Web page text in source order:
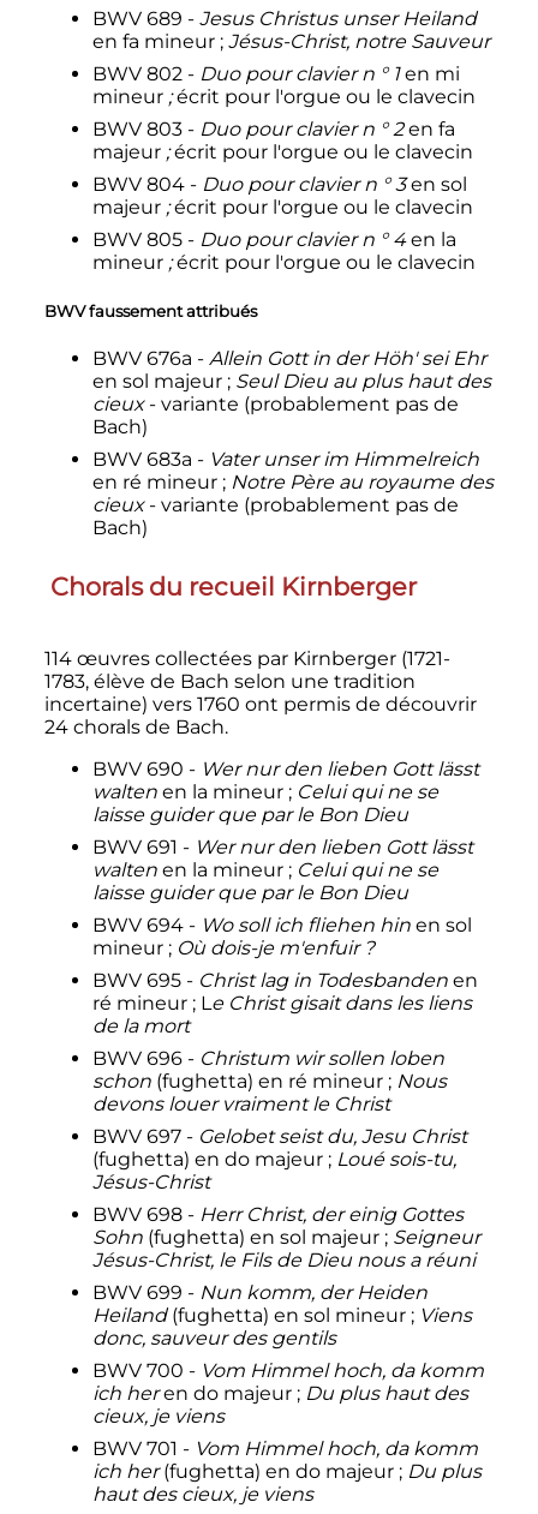
BWV 689 - Jesus Christus unser Heiland
en fa mineur ; Jésus-Christ, notre Sauveur
BWV 802 - Duo pour clavier n ° 1en mi
mineur ;écrit pour l'orgue ou le clavecin
BWV 803 - Duo pour clavier n ° 2en fa
majeur ;écrit pour l'orgue ou le clavecin
BWV 804 - Duo pour clavier n ° 3en sol
majeur ;écrit pour l'orgue ou le clavecin
BWV 805 - Duo pour clavier n ° 4en la
mineur ;écrit pour l'orgue ou le clavecin
BWV faussement attribués
BWV 676a - Allein Gott in der Höh' sei Ehr
en sol majeur ; Seul Dieu au plus haut des
cieux- variante (probablement pas de
Bach)
BWV 683a - Vater unser im Himmelreich
en ré mineur ; Notre Père au royaume des
cieux- variante (probablement pas de
Bach)
Chorals du recueil Kirnberger
114 œuvres collectées par Kirnberger (1721-
1783, élève de Bach selon une tradition
incertaine) vers 1760 ont permis de découvrir
24 chorals de Bach.
BWV 690 - Wer nur den lieben Gott lässt
waltenen la mineur ; Celui qui ne se
laisse guider que par le Bon Dieu
BWV 691 - Wer nur den lieben Gott lässt
waltenen la mineur ; Celui qui ne se
laisse guider que par le Bon Dieu
BWV 694 - Wo soll ich fliehen hinen sol
mineur ; Où dois-je m'enfuir ?
BWV 695 - Christ lag in Todesbandenen
ré mineur ; Le Christ gisait dans les liens
de la mort
BWV 696 - Christum wir sollen loben
schon(fughetta) en ré mineur ; Nous
devons louer vraiment le Christ
BWV 697 - Gelobet seist du, Jesu Christ
(fughetta) en do majeur ; Loué sois-tu,
Jésus-Christ
BWV 698 - Herr Christ, der einig Gottes
Sohn(fughetta) en sol majeur ; Seigneur
Jésus-Christ, le Fils de Dieu nous a réuni
BWV 699 - Nun komm, der Heiden
Heiland(fughetta) en sol mineur ; Viens
donc, sauveur des gentils
BWV 700 - Vom Himmel hoch, da komm
ich heren do majeur ; Du plus haut des
cieux, je viens
BWV 701 - Vom Himmel hoch, da komm
ich her(fughetta) en do majeur ; Du plus
haut des cieux, je viens